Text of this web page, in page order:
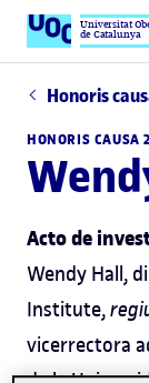
Universitat
de Catalunya
Honoris
HONORIS CAUSA
Acto de
Wendy Hall,
Institute,
vicerrectora